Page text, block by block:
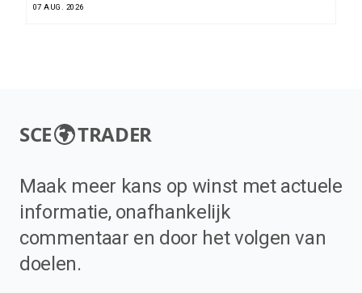
07 AUG. 2026
SCE TRADER
Maak meer kans op winst met actuele
informatie, onafhankelijk
commentaar en door het volgen van
doelen.